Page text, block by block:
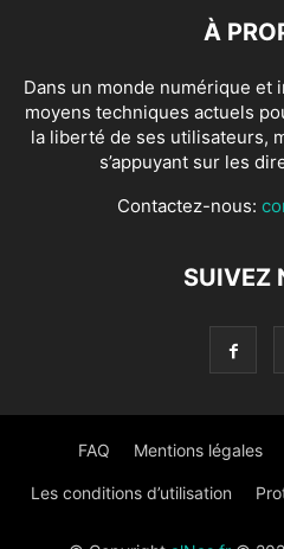
À
Dans un monde numérique et
moyens techniques actuels
la liberté de ses utilisateurs,
s’appuyant sur les
Contactez-nous:
SUIVEZ
FAQ Mentions légales
Les conditions d’utilisation